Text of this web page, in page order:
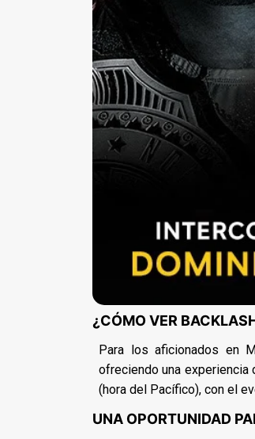
¿CÓMO VER
Para los aficionados en
ofreciendo una experiencia
(hora del Pacífico), con el
UNA OPORTUNIDAD